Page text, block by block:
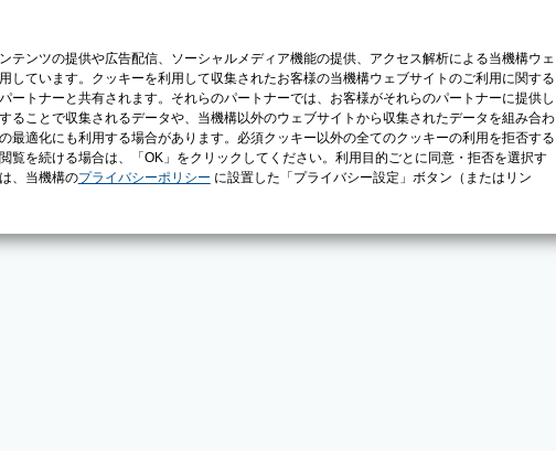
ンツの提供や広告配信、ソーシャルメディア機能の提供、アクセス解析による当機構ウェ
ています。クッキーを利用して収集されたお客様の当機構ウェブサイトのご利用に関する
トナーと共有されます。それらのパートナーでは、お客様がそれらのパートナーに提供し
ことで収集されるデータや、当機構以外のウェブサイトから収集されたデータを組み合わ
適化にも利用する場合があります。必須クッキー以外の全てのクッキーの利用を拒否する
を続ける場合は、「OK」をクリックしてください。利用目的ごとに同意・拒否を選択す
、当機構のプライバシーポリシー に設置した「プライバシー設定」ボタン（またはリン